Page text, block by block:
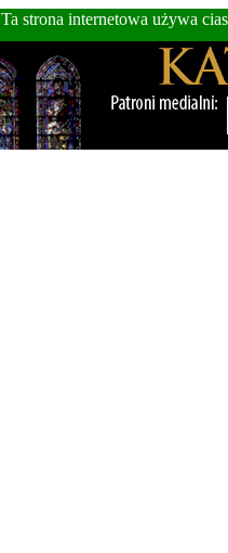
Ta strona internetowa używa